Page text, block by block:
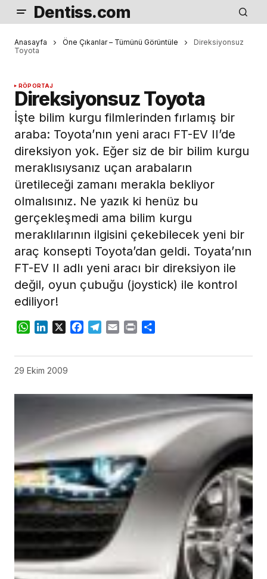
Dentiss.com
Anasayfa Öne Çıkanlar – Tümünü Görüntüle
Direksiyonsuz
Toyota
RÖPORTAJ
Direksiyonsuz Toyota
İşte bilim kurgu filmlerinden fırlamış bir
araba: Toyota’nın yeni aracı FT-EV II’de
direksiyon yok. Eğer siz de bir bilim kurgu
meraklısıysanız uçan arabaların
üretileceği zamanı merakla bekliyor
olmalısınız. Ne yazık ki henüz bu
gerçekleşmedi ama bilim kurgu
meraklılarının ilgisini çekebilecek yeni bir
araç konsepti Toyota’dan geldi. Toyata’nın
FT-EV II adlı yeni aracı bir direksiyon ile
değil, oyun çubuğu (joystick) ile kontrol
ediliyor!
WhatsApp
LinkedIn
X Facebook
Telegram
Email Print
29 Ekim 2009